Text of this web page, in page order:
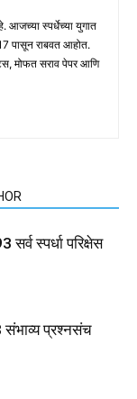
स्पर्धेच्या युगात
पासून राबवत आहोत.
मोफत सराव पेपर आणि
स्पर्धा परिक्षेस
संभाव्य प्रश्नसंच